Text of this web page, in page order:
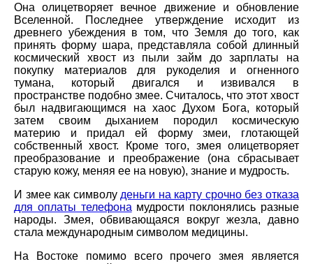
Она олицетворяет вечное движение и обновление
Вселенной. Последнее утверждение исходит из
древнего убеждения в том, что Земля до того, как
принять форму шара, представляла собой длинный
космический хвост из пыли займ до зарплаты на
покупку материалов для рукоделия и огненного
тумана, который двигался и извивался в
пространстве подобно змее. Считалось, что этот хвост
был надвигающимся на хаос Духом Бога, который
затем своим дыханием породил космическую
материю и придал ей форму змеи, глотающей
собственный хвост. Кроме того, змея олицетворяет
преобразование и преображение (она сбрасывает
старую кожу, меняя ее на новую), знание и мудрость.
И змее как символу деньги на карту срочно без отказа
для оплаты телефона мудрости поклонялись разные
народы. Змея, обвивающаяся вокруг жезла, давно
стала международным символом медицины.
На Востоке помимо всего прочего змея является